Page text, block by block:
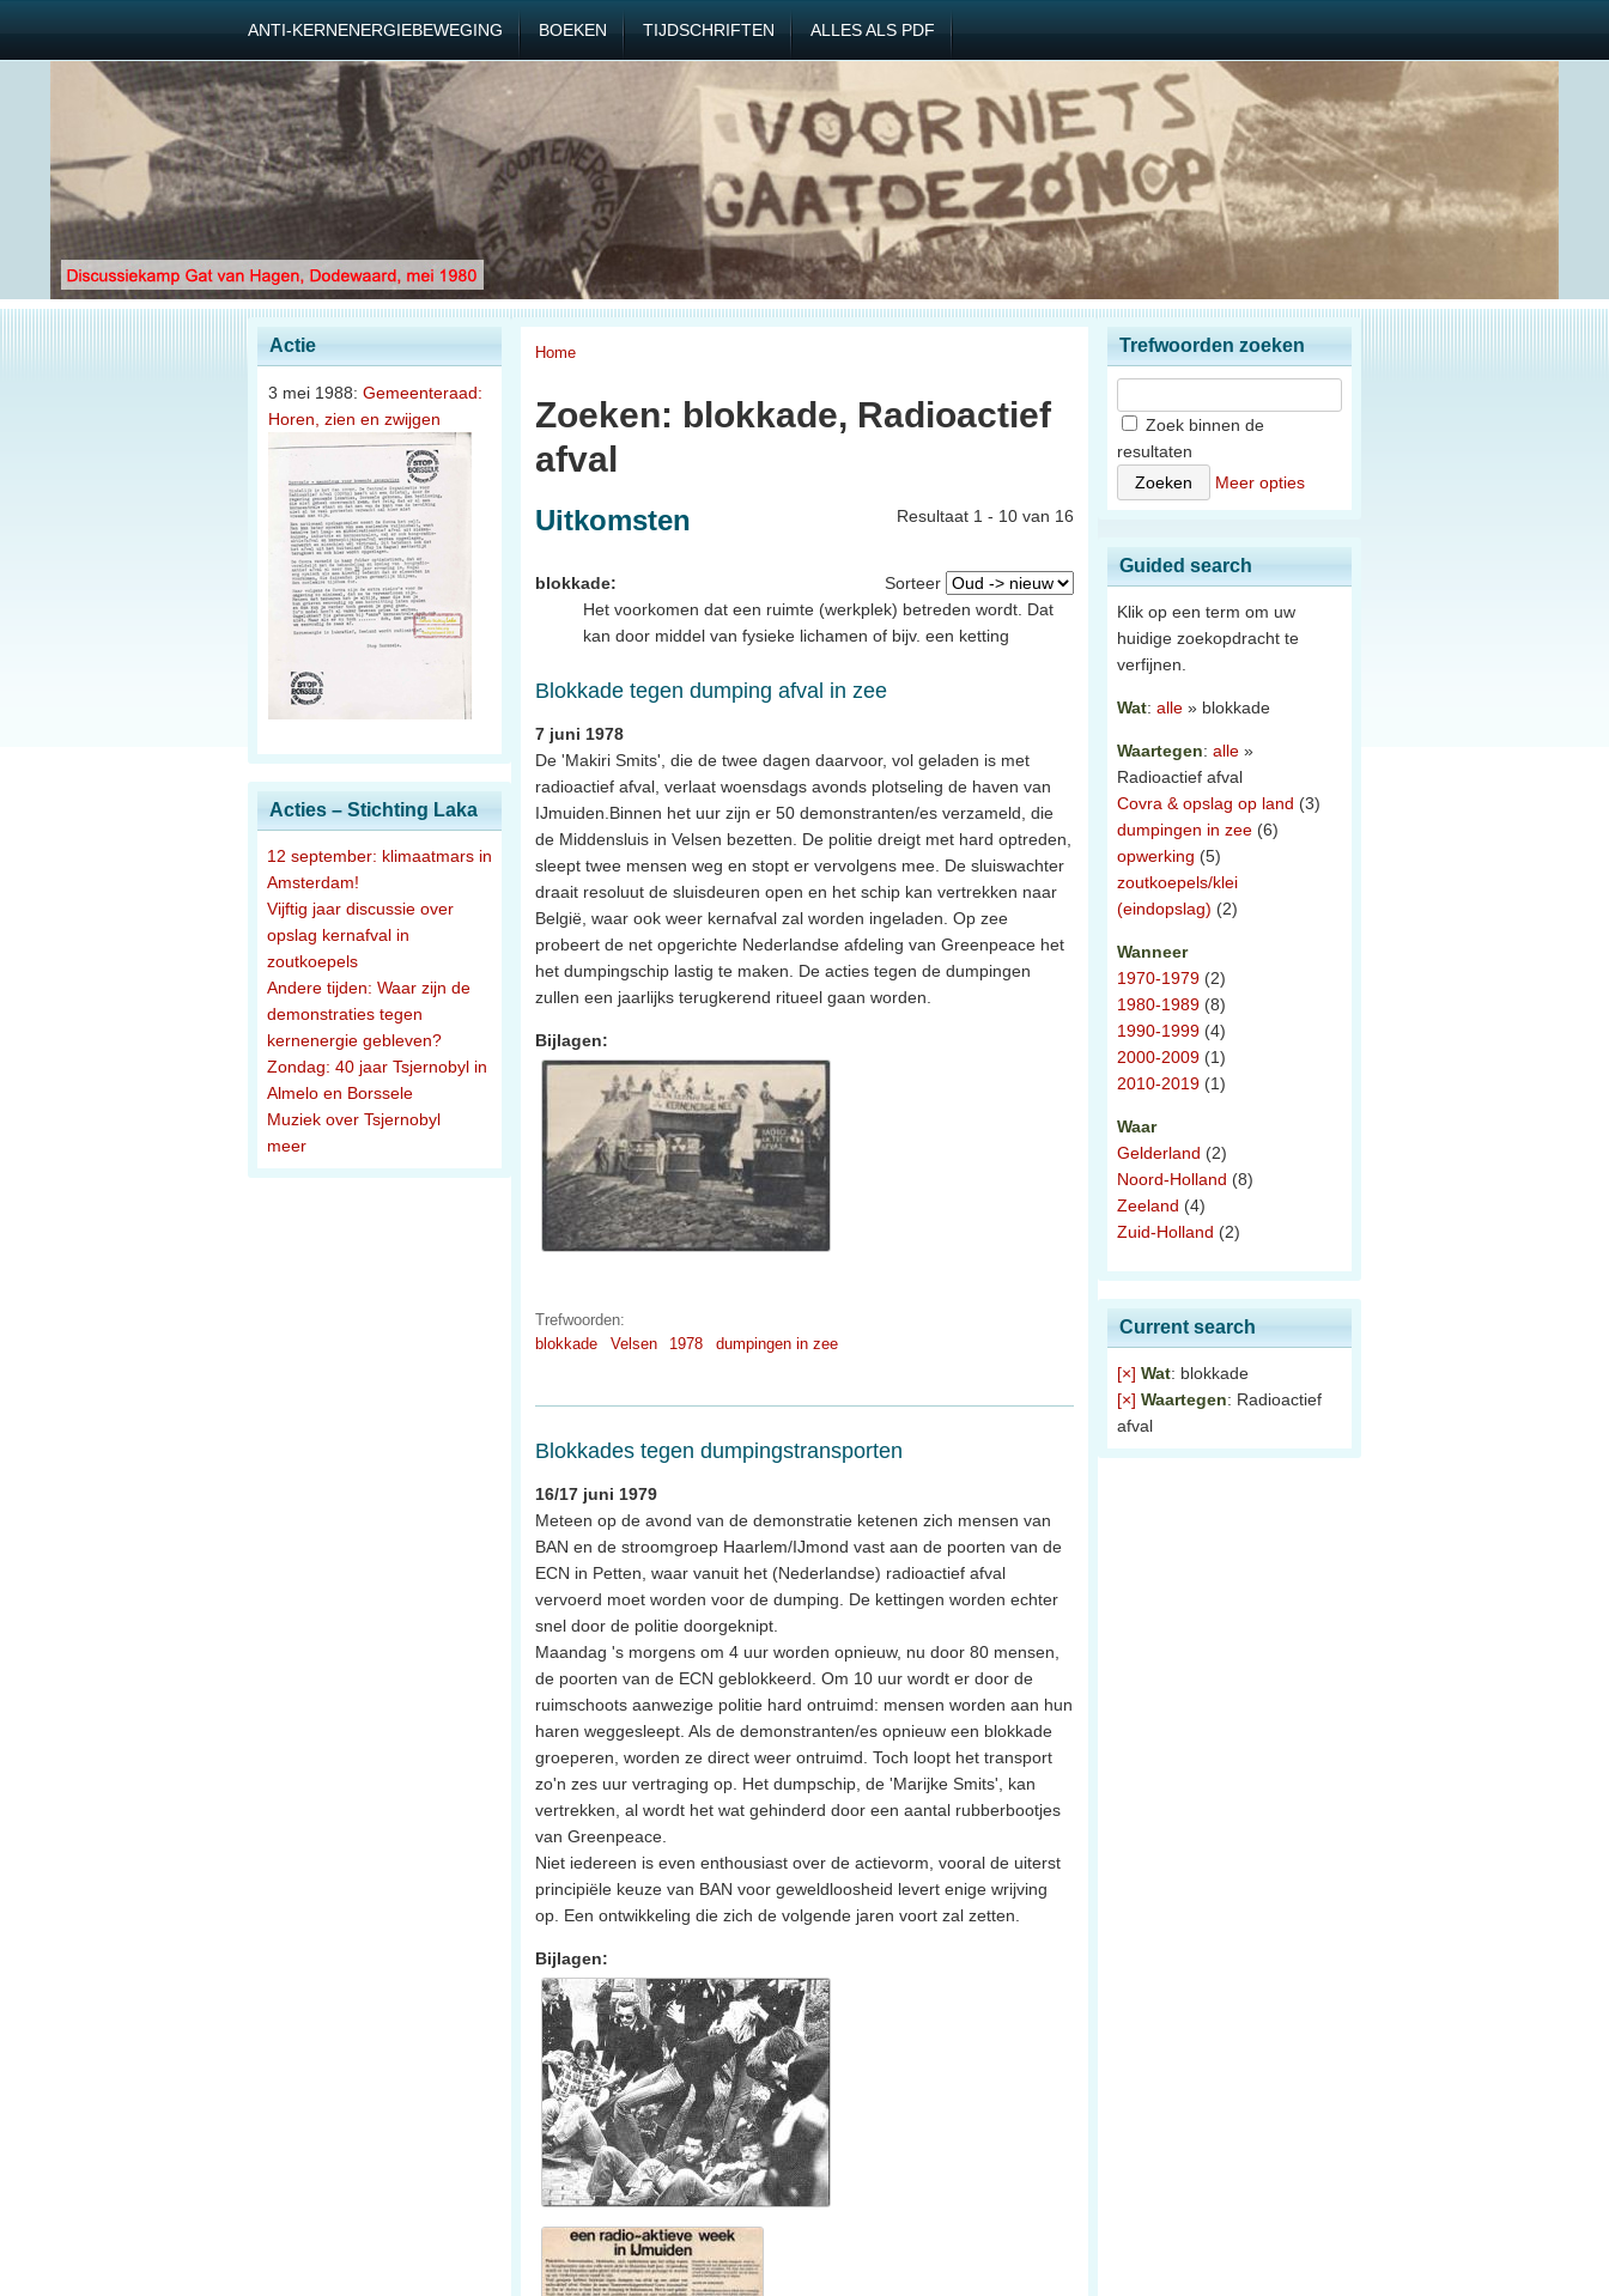
ANTI-KERNENERGIEBEWEGING BOEKEN TIJDSCHRIFTEN ALLES ALS PDF
Actie
3 mei 1988: Gemeenteraad:
Horen, zien en zwijgen
Acties – Stichting Laka
12 september: klimaatmars in
Amsterdam!
Vijftig jaar discussie over
opslag kernafval in
zoutkoepels
Andere tijden: Waar zijn de
demonstraties tegen
kernenergie gebleven?
Zondag: 40 jaar Tsjernobyl in
Almelo en Borssele
Muziek over Tsjernobyl
meer
Home
Zoeken: blokkade, Radioactief
afval
Resultaat 1 - 10 van 16
Uitkomsten
Sorteer
blokkade:
Het voorkomen dat een ruimte (werkplek) betreden wordt. Dat
kan door middel van fysieke lichamen of bijv. een ketting
Blokkade tegen dumping afval in zee
7 juni 1978
De 'Makiri Smits', die de twee dagen daarvoor, vol geladen is met
radioactief afval, verlaat woensdags avonds plotseling de haven van
IJmuiden.Binnen het uur zijn er 50 demonstranten/es verzameld, die
de Middensluis in Velsen bezetten. De politie dreigt met hard optreden,
sleept twee mensen weg en stopt er vervolgens mee. De sluiswachter
draait resoluut de sluisdeuren open en het schip kan vertrekken naar
België, waar ook weer kernafval zal worden ingeladen. Op zee
probeert de net opgerichte Nederlandse afdeling van Greenpeace het
het dumpingschip lastig te maken. De acties tegen de dumpingen
zullen een jaarlijks terugkerend ritueel gaan worden.
Bijlagen:
Trefwoorden:
blokkade
Velsen 1978 dumpingen in zee
Blokkades tegen dumpingstransporten
16/17 juni 1979
Meteen op de avond van de demonstratie ketenen zich mensen van
BAN en de stroomgroep Haarlem/IJmond vast aan de poorten van de
ECN in Petten, waar vanuit het (Nederlandse) radioactief afval
vervoerd moet worden voor de dumping. De kettingen worden echter
snel door de politie doorgeknipt.
Maandag 's morgens om 4 uur worden opnieuw, nu door 80 mensen,
de poorten van de ECN geblokkeerd. Om 10 uur wordt er door de
ruimschoots aanwezige politie hard ontruimd: mensen worden aan hun
haren weggesleept. Als de demonstranten/es opnieuw een blokkade
groeperen, worden ze direct weer ontruimd. Toch loopt het transport
zo'n zes uur vertraging op. Het dumpschip, de 'Marijke Smits', kan
vertrekken, al wordt het wat gehinderd door een aantal rubberbootjes
van Greenpeace.
Niet iedereen is even enthousiast over de actievorm, vooral de uiterst
principiële keuze van BAN voor geweldloosheid levert enige wrijving
op. Een ontwikkeling die zich de volgende jaren voort zal zetten.
Bijlagen:
Trefwoorden zoeken
Zoek binnen de
resultaten
Meer opties
Guided search
Klik op een term om uw
huidige zoekopdracht te
verfijnen.
Wat: alle » blokkade
Waartegen: alle »
Radioactief afval
Covra & opslag op land (3)
dumpingen in zee (6)
opwerking (5)
zoutkoepels/klei
(eindopslag) (2)
Wanneer
1970-1979 (2)
1980-1989 (8)
1990-1999 (4)
2000-2009 (1)
2010-2019 (1)
Waar
Gelderland (2)
Noord-Holland (8)
Zeeland (4)
Zuid-Holland (2)
Current search
[×] Wat: blokkade
[×] Waartegen: Radioactief
afval